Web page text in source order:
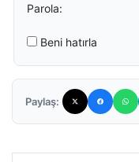
Parola:
Beni hatırla
Paylaş: